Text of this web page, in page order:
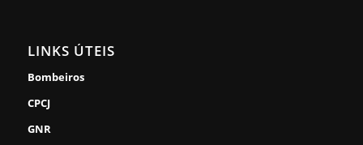
LINKS ÚTEIS
Bombeiros
CPCJ
GNR